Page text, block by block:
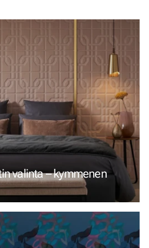
valinta – kymmenen